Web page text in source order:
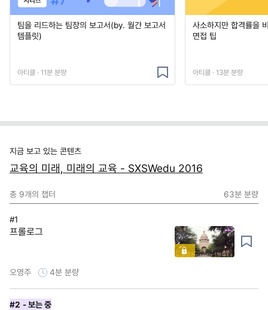
팀을 리드하는 팀장의 보고서(by. 월간 보고서
템플릿)
아티클 · 11분 분량
사소하지만 합격률을
면접 팁
아티클 · 13분 분량
지금 보고 있는 콘텐츠
교육의 미래, 미래의 교육 - SXSWedu 2016
총 9개의 챕터 63분 분량
#1
프롤로그
오영주 4분 분량
#2 - 보는 중